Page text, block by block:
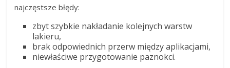
najczęstsze błędy:
zbyt szybkie nakładanie kolejnych warstw
lakieru,
brak odpowiednich przerw między aplikacjami,
niewłaściwe przygotowanie paznokci.